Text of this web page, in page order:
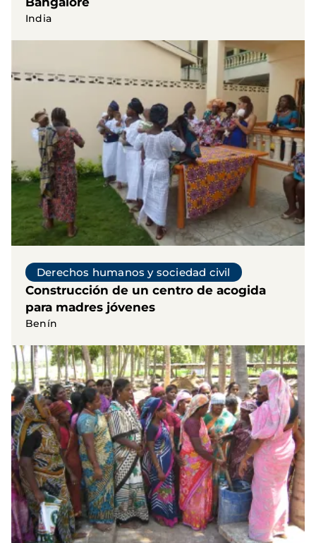
India
Derechos humanos y sociedad civil
Construcción de un centro de acogida
para madres jóvenes
Benín